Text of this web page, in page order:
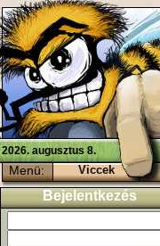
2026. augusztus 8.
Menü: Viccek
Bejelentkezés